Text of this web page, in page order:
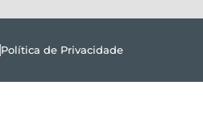
Política de Privacidade